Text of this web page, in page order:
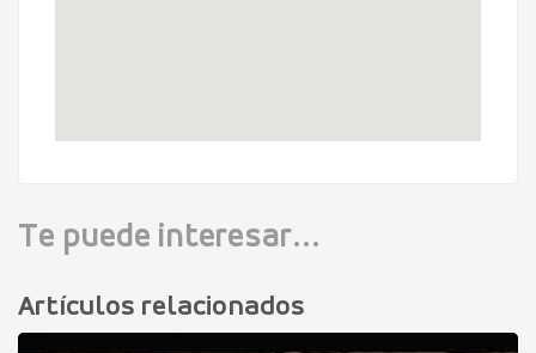
Te puede interesar...
Artículos relacionados